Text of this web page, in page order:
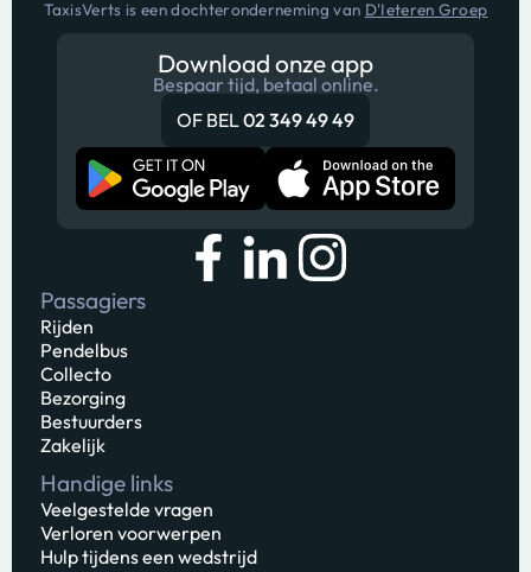
TaxisVerts is een dochteronderneming van D'Ieteren Groep
Download onze app
Bespaar tijd, betaal online.
OF BEL02 349 49 49
Passagiers
Rijden
Pendelbus
Collecto
Bezorging
Bestuurders
Zakelijk
Handige links
Veelgestelde vragen
Verloren voorwerpen
Hulp tijdens een wedstrijd